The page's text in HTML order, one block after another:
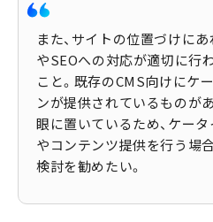
また、サイトの位置づけに
やSEOへの対応が適切に行
こと。既存のCMS向けにケ
ンが提供されているものが
眼に置いているため、ケー
やコンテンツ提供を行う場
検討を勧めたい。